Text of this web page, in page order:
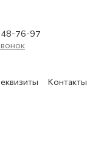
48-76-97
Контакты